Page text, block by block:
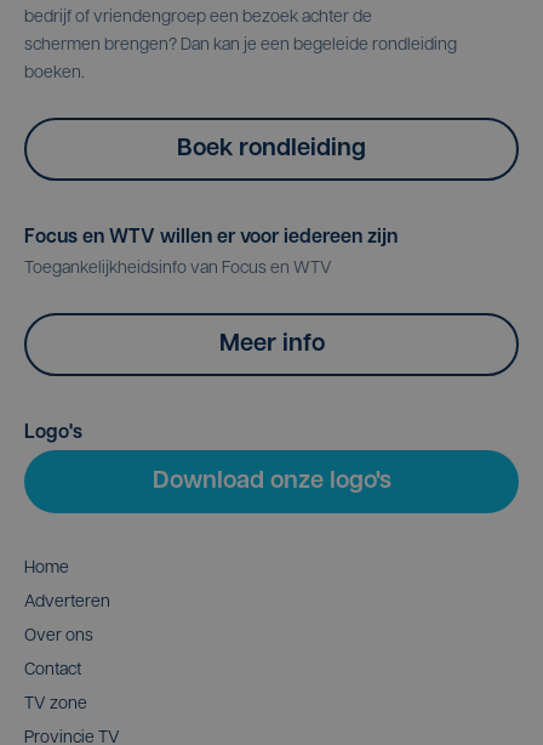
bedrijf of vriendengroep een bezoek achter de
schermen brengen? Dan kan je een begeleide rondleiding
boeken.
Boek rondleiding
Focus en WTV willen er voor iedereen zijn
Toegankelijkheidsinfo van Focus en WTV
Meer info
Logo's
Download onze logo's
Home
Adverteren
Over ons
Contact
TV zone
Provincie TV